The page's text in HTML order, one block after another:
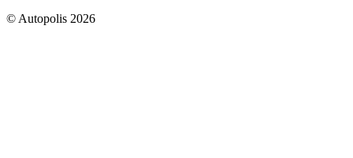
© Autopolis 2026